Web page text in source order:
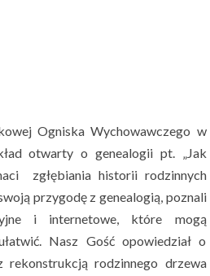
Ogniska Wychowawczego w
otwarty o genealogii pt. „Jak
zgłębiania historii rodzinnych
przygodę z genealogią, poznali
i internetowe, które mogą
Nasz Gość opowiedział o
rekonstrukcją rodzinnego drzewa